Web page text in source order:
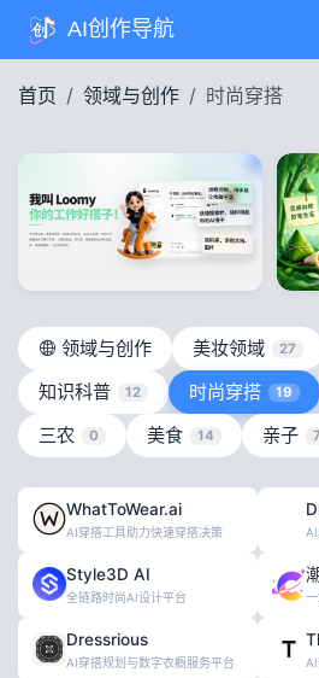
AI创作导航
首页 领域与创作 时尚穿搭
领域与创作 美妆领域 27
知识科普 12 时尚穿搭 19
三农 0 美食 14 亲子 7
WhatToWear.ai
AI穿搭工具助力快速穿搭决策
Style3D AI
全链路时尚AI设计平台
Dressrious
AI穿搭规划与数字衣橱服务平台